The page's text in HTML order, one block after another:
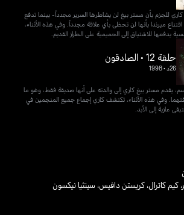
للجزم بأن مستر بيغ لن يشاطرها السرير مجدداً- بينما تدفع
اقتناع ميرندا بأنها لن تحظى بأي علاقة مجدداً. وفي هذه الأثناء،
يدفعها للاشتياق إلى الحميمية على الطراز القديم.
حلقة 12 • الصادقون
26د •
1998
يقدم مستر بيغ كاري إلى والدته على أنها صديقة فقط، وهو ما
وفي هذه الأثناء، تكتشف كاري إجماع جميع المنجمين في
عازبة إلى الأبد.
،كيم كاترال،كريستن دافيس، سينثيا نيكسون